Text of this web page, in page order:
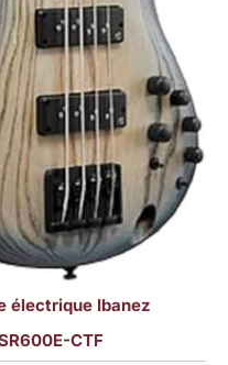
électrique Ibanez
CTF